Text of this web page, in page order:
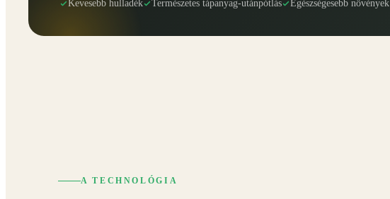
Kevesebb hulladék Természetes tápanyag-utánpótlás Egészségesebb növények
A TECHNOLÓGIA